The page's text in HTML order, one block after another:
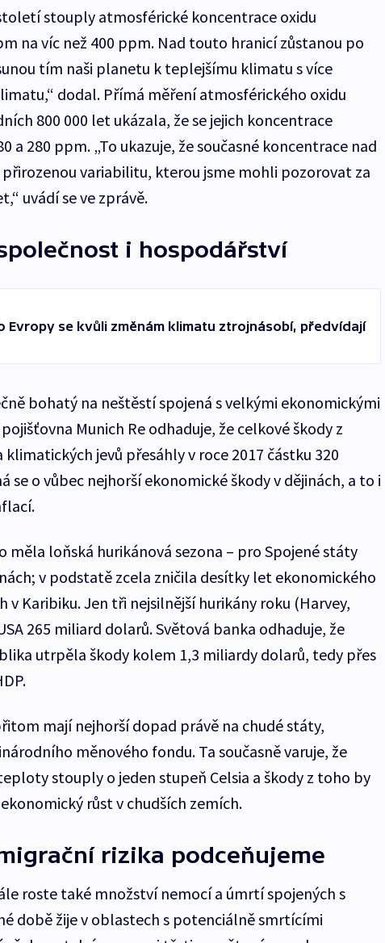
stouply atmosférické koncentrace oxidu
na víc než 400 ppm. Nad touto hranicí zůstanou po
tím naši planetu k teplejšímu klimatu s více
dodal. Přímá měření atmosférického oxidu
800 000 let ukázala, že se jejich koncentrace
a 280 ppm. „To ukazuje, že současné koncentrace nad
variabilitu, kterou jsme mohli pozorovat za
uvádí se ve zprávě.
i hospodářství
Evropy se kvůli změnám klimatu ztrojnásobí, předvídají
bohatý na neštěstí spojená s velkými ekonomickými
Munich Re odhaduje, že celkové škody z
jevů přesáhly v roce 2017 částku 320
se o vůbec nejhorší ekonomické škody v dějinách, a to i
měla loňská hurikánová sezona – pro Spojené státy
v podstatě zcela zničila desítky let ekonomického
v Karibiku. Jen tři nejsilnější hurikány roku (Harvey,
265 miliard dolarů. Světová banka odhaduje, že
utrpěla škody kolem 1,3 miliardy dolarů, tedy přes
mají nejhorší dopad právě na chudé státy,
měnového fondu. Ta současně varuje, že
stouply o jeden stupeň Celsia a škody z toho by
růst v chudších zemích.
rizika podceňujeme
roste také množství nemocí a úmrtí spojených s
době žije v oblastech s potenciálně smrtícími